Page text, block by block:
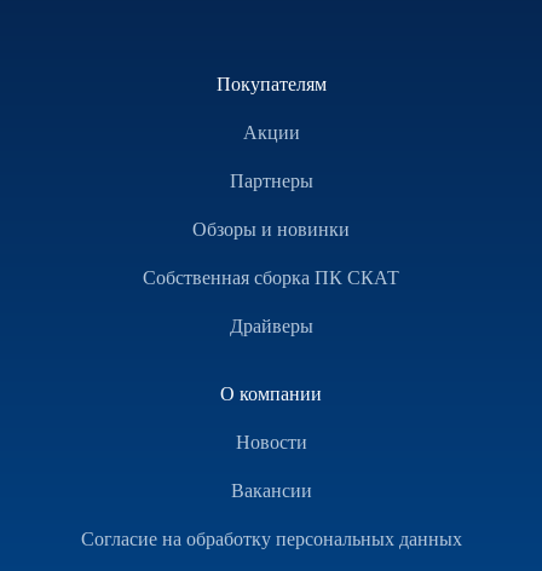
Покупателям
Акции
Партнеры
Обзоры и новинки
Собственная сборка ПК СКАТ
Драйверы
О компании
Новости
Вакансии
Согласие на обработку персональных данных